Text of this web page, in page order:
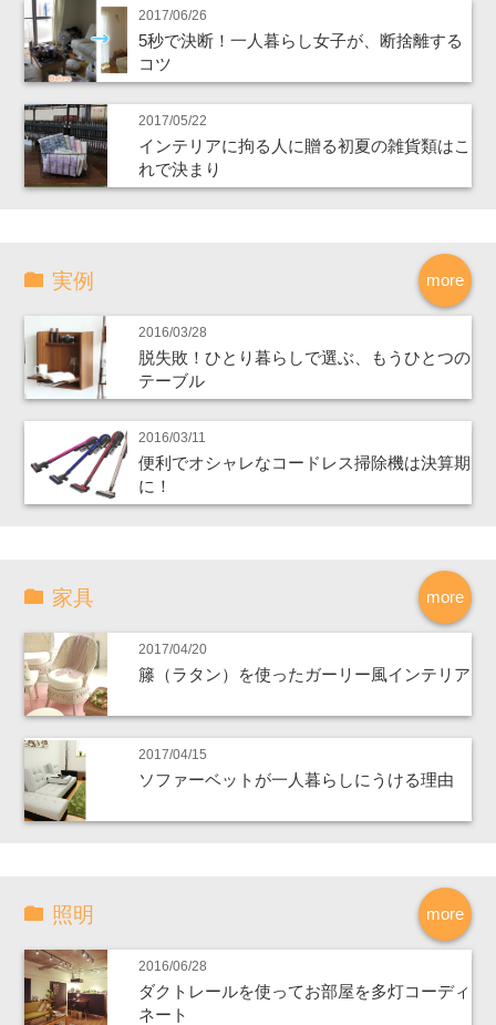
2017/06/26
5秒で決断！一人暮らし女子が、断捨離する
コツ
2017/05/22
インテリアに拘る人に贈る初夏の雑貨類はこ
れで決まり
more
実例
2016/03/28
脱失敗！ひとり暮らしで選ぶ、もうひとつの
テーブル
2016/03/11
便利でオシャレなコードレス掃除機は決算期
に！
more
家具
2017/04/20
籐（ラタン）を使ったガーリー風インテリア
2017/04/15
ソファーベットが一人暮らしにうける理由
more
照明
2016/06/28
ダクトレールを使ってお部屋を多灯コーディ
ネート